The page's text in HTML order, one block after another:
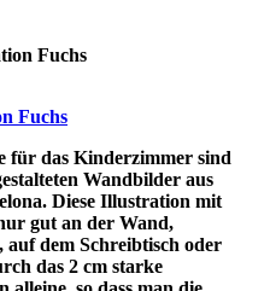
Fuchs
für das Kinderzimmer sind
Wandbilder aus
Diese Illustration mit
gut an der Wand,
dem Schreibtisch oder
das 2 cm starke